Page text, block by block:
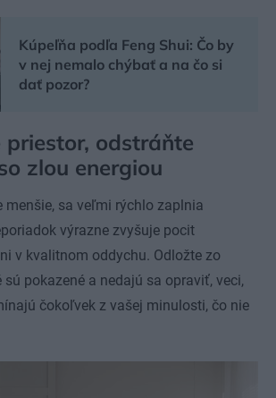
Kúpeľňa podľa Feng Shui: Čo by
v nej nemalo chýbať a na čo si
dať pozor?
priestor, odstráňte
zlou energiou
menšie, sa veľmi rýchlo zaplnia
výrazne zvyšuje pocit
v kvalitnom oddychu. Odložte zo
sú pokazené a nedajú sa opraviť, veci,
čokoľvek z vašej minulosti, čo nie